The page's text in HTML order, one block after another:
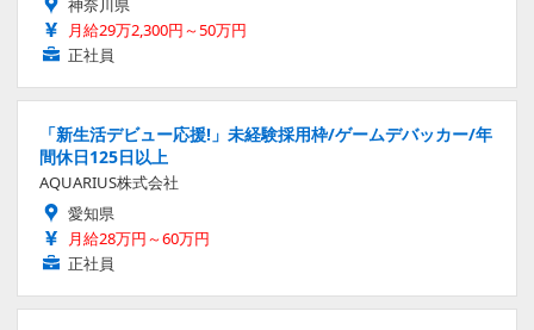
神奈川県
月給29万2,300円～50万円
正社員
「新生活デビュー応援!」未経験採用枠/ゲームデバッカー/年
間休日125日以上
AQUARIUS株式会社
愛知県
月給28万円～60万円
正社員